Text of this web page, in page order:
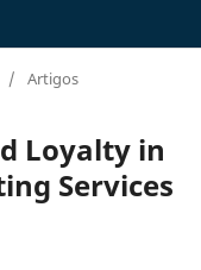
/ Artigos
Loyalty in
Services